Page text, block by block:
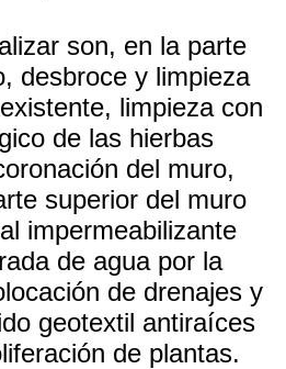
son, en la parte
desbroce y limpieza
limpieza con
de las hierbas
del muro,
superior del muro
impermeabilizante
de agua por la
de drenajes y
geotextil antiraíces
de plantas.